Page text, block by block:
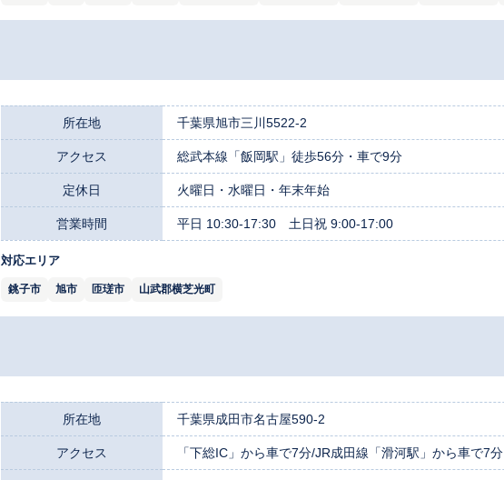
所在地 千葉県旭市三川5522-2
アクセス 総武本線「飯岡駅」徒歩56分・車で9分
定休日 火曜日・水曜日・年末年始
営業時間 平日 10:30-17:30 土日祝 9:00-17:00
対応エリア
銚子市 旭市 匝瑳市 山武郡横芝光町
所在地 千葉県成田市名古屋590-2
アクセス 「下総IC」から車で7分/JR成田線「滑河駅」から車で7分